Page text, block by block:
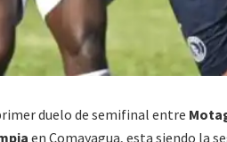
duelo de semifinal entre
en Comayagua, esta siendo la